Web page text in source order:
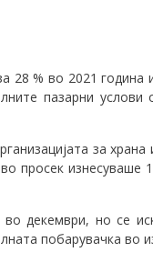
28 % во 2021
пазарни услови
за
просек
декември, но се
побарувачка во